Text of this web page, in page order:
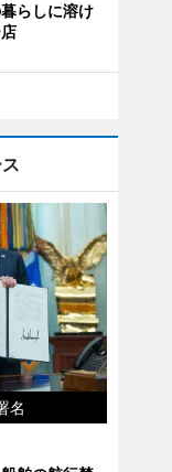
らしに溶け
名